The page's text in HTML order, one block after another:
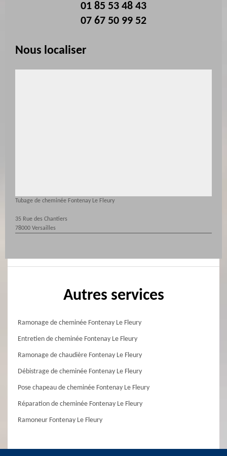
01 85 53 48 43
07 67 50 99 52
Nous localiser
Tubage de cheminée Fontenay Le Fleury
35 Rue des Chantiers
78000 Versailles
Autres services
Ramonage de cheminée Fontenay Le Fleury
Entretien de cheminée Fontenay Le Fleury
Ramonage de chaudière Fontenay Le Fleury
Débistrage de cheminée Fontenay Le Fleury
Pose chapeau de cheminée Fontenay Le Fleury
Réparation de cheminée Fontenay Le Fleury
Ramoneur Fontenay Le Fleury